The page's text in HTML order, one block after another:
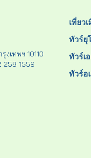
งเทพฯ 10110
258-1559
เที่ยว
ทัวร์ยุ
ทัวร์เ
ทัวร์อ